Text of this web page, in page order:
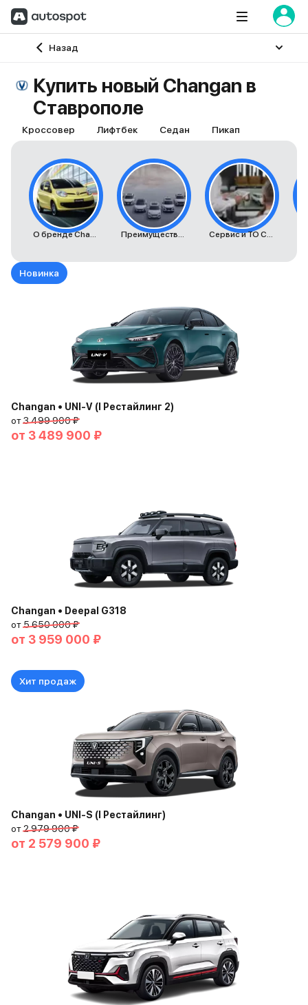
Назад
Главная
Купить новый Changan в
Ставрополе
Кроссовер Лифтбек Седан Пикап
О бренде Changan Преимущества автомобилей Changan Сервис и ТО Changan
Новинка
Changan • UNI-V (I Рестайлинг 2)
от3 499 900 ₽
от 3 489 900 ₽
Changan • Deepal G318
от5 650 000 ₽
от 3 959 000 ₽
Хит продаж
Changan • UNI-S (I Рестайлинг)
от2 979 900 ₽
от 2 579 900 ₽